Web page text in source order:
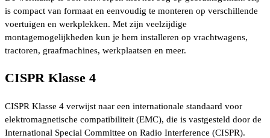
is compact van formaat en eenvoudig te monteren op verschillende
voertuigen en werkplekken. Met zijn veelzijdige
montagemogelijkheden kun je hem installeren op vrachtwagens,
tractoren, graafmachines, werkplaatsen en meer.
CISPR Klasse 4
CISPR Klasse 4 verwijst naar een internationale standaard voor
elektromagnetische compatibiliteit (EMC), die is vastgesteld door de
International Special Committee on Radio Interference (CISPR).